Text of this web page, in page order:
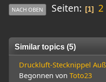
NACH OBEN Seiten 1 2
Similar topics (5)
Druckluft-Stecknippel
Begonnen von Toto23